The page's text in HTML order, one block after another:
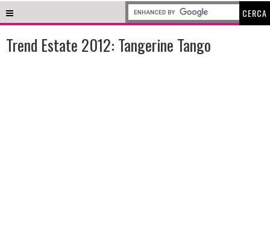
Trend Estate 2012: Tangerine Tango